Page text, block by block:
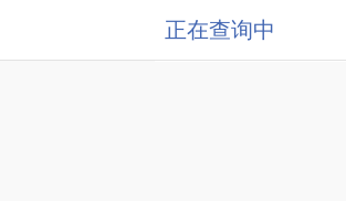
正在查询中